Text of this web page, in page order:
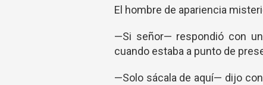
El hombre de apariencia
—Si señor— respondió con
cuando estaba a punto de
—Solo sácala de aquí— dijo